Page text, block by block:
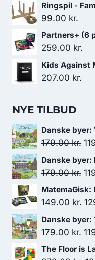
Ringspil -
99.00 kr.
Partners+ (6
259.00 kr.
Kids Against
207.00 kr.
NYE TILBUD
Danske
179.00kr.
Danske
179.00kr.
MatemaGisk:
149.00kr.
Danske
179.00kr.
The Floor is